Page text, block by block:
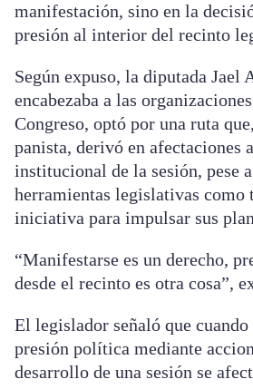
manifestación, sino en la
presión al interior del recinto
Según expuso, la diputada Jael
encabezaba a las
Congreso, optó por una ruta
panista, derivó en afectaciones
institucional de la sesión, pese
herramientas legislativas como
iniciativa para impulsar sus
“Manifestarse es un derecho,
desde el recinto es otra cosa”,
El legislador señaló que
presión política mediante
desarrollo de una sesión se